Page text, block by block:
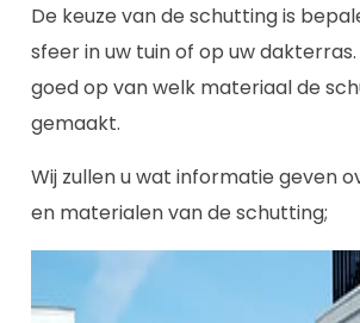
De keuze van de schutting is
sfeer in uw tuin of op uw
goed op van welk materiaal de
gemaakt.
Wij zullen u wat informatie geven
en materialen van de schutting;